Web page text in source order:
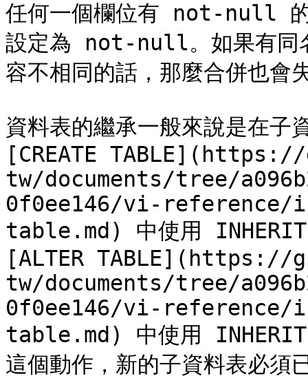
任何一個欄位有 not-null 的
設定為 not-null。如果有同
容不相同的話，那麼合併也會
資料表的繼承一般來說是在子
[CREATE
tw/documents/tree/
0f0ee146/vi-reference/
table.md) 中使用
[ALTER
tw/documents/tree/
0f0ee146/vi-reference/
table.md) 中使用 INHERIT
這個動作，新的子資料表必須